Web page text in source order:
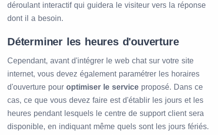
déroulant interactif qui guidera le visiteur vers la réponse
dont il a besoin.
Déterminer les heures d'ouverture
Cependant, avant d'intégrer le web chat sur votre site
internet, vous devez également paramétrer les horaires
d'ouverture pour optimiser le service proposé. Dans ce
cas, ce que vous devez faire est d'établir les jours et les
heures pendant lesquels le centre de support client sera
disponible, en indiquant même quels sont les jours fériés.